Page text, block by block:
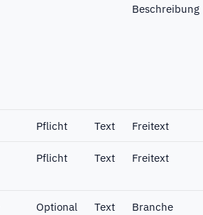
Beschreibung
Pflicht Text Freitext
Pflicht Text Freitext
Optional Text Branche